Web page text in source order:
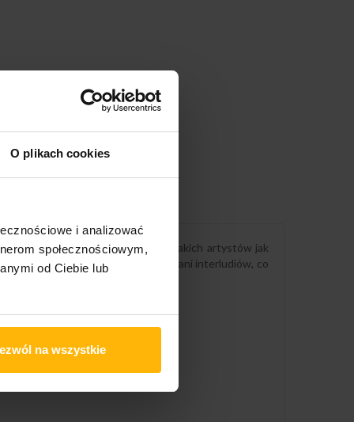
O plikach cookies
i analizować
społecznościowym,
od Ciebie lub
na wszystkie
roku, zawiera gościnne występy takich artystów jak
„The Grind Date” nie ma skitów ani interludiów, co